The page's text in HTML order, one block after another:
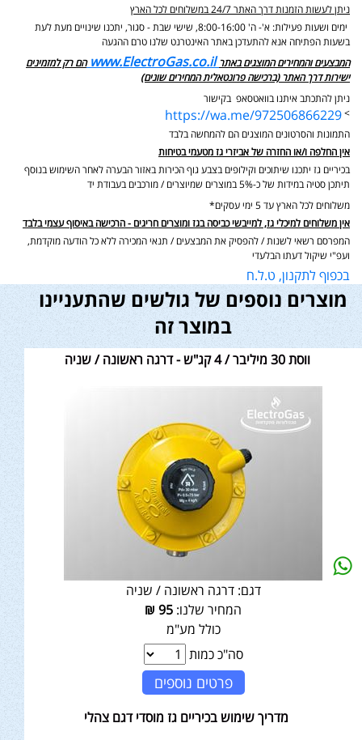
ניתן לעשות הזמנות דרך האתר 24/7 במשלוחים לכל הארץ
ימים ושעות פעילות: א'- ה' 8:00-16:00, שישי שבת - סגור,
יתכנו שינויים מעת לעת
בשעות הפתיחה אנא להתעדכן באתר האינטרנט שלנו טרם ההגעה
המבצעים והמחירים המוצגים באתר www.ElectroGas.co.il הם רק למזמינים
ישירות דרך האתר (ברכישה פרונטאלית המחירים שונים)
ניתן להתכתב איתנו בוואטסאפ בקישור
>
https://wa.me/972506866229
התמונות והסרטונים המוצגים הם להמחשה בלבד
אין החלפה ו/או החזרה של אביזרי גז מטעמי בטיחות
בכיריים גז יתכנו שיתוכים וקילופים בצבע גוף הכירות באזור הבערה לאחר השימוש בנוסף
תיתכן סטיה במידות של כ-5% במוצרים שמיוצרים / מורכבים בעבודת יד
משלוחים לכל הארץ עד 5 ימי עסקים*
אין משלוחים למיכלי גז, למייבשי כביסה בגז ומוצרים חריגים - הרכישה באיסוף עצמי בלבד
המפרסם רשאי לשנות / להפסיק את המבצעים / תנאי המכירה ללא כל הודעה מוקדמת,
ועפ"י שיקול דעתו הבלעדי
בכפוף לתקנון, ט.ל.ח
מוצרים נוספים של גולשים שהתעניינו
במוצר זה
ווסת 30 מיליבר / 4 קג"ש - דרגה ראשונה / שניה
דגם: דרגה ראשונה / שניה
המחיר שלנו: 95
₪
כולל מע"מ
סה"כ כמות
פרטים נוספים
מדריך שימוש בכיריים גז מוסדי דגם צהלי